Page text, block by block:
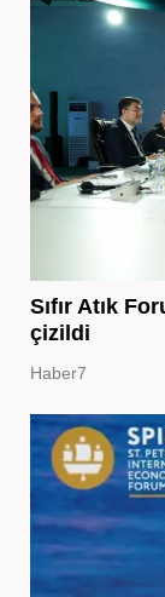
Sıfır Atık
çizildi
Haber7